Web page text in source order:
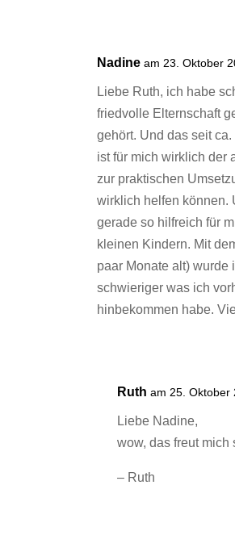
Nadine am 23. Oktober
Liebe Ruth, ich habe
friedvolle Elternschaft
gehört. Und das seit
ist für mich wirklich der
zur praktischen
wirklich helfen können.
gerade so hilfreich für
kleinen Kindern. Mit
paar Monate alt) wurde
schwieriger was ich
hinbekommen habe.
Ruth am 25. Oktober
Liebe Nadine,
wow, das freut mich
– Ruth